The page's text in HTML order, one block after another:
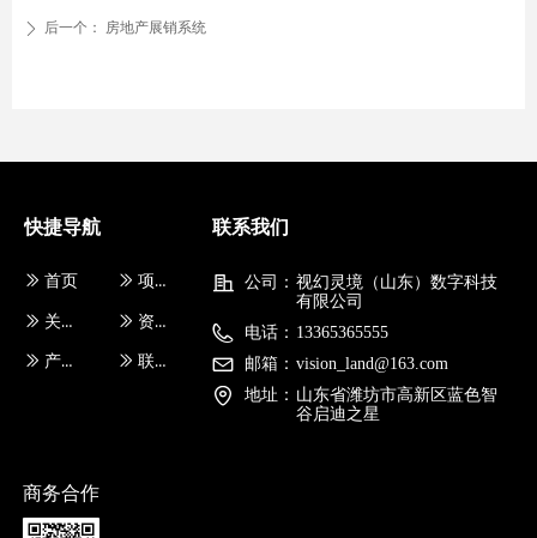
ꄲ 后一个： 房地产展销系统
公司： 视幻灵境（山东）数字科技
有限公司
电话： 13365365555
邮箱： vision_land@163.com
地址： 山东省潍坊市高新区蓝色智
谷启迪之星
联系我们
商务合作
快捷导航
ꅀ 首页
ꅀ 关于我们
ꅀ 产品中心
ꅀ 项目案例
ꅀ 资料下载
ꅀ 联系我们